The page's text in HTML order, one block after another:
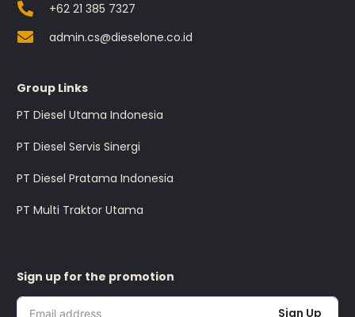
+62 21 385 7327
admin.cs@dieselone.co.id
Group Links
PT Diesel Utama Indonesia
PT Diesel Servis Sinergi
PT Diesel Pratama Indonesia
PT Multi Traktor Utama
Sign up for the promotion
Sign Up